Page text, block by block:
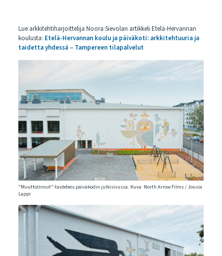
Lue arkkitehtiharjoittelija Noora Sievolan artikkeli Etelä-Hervannan
koulusta: Etelä-Hervannan koulu ja päiväkoti: arkkitehtuuria ja
taidetta yhdessä – Tampereen tilapalvelut
"Muuttolinnut"-taideteos päiväkodin julkisivussa. Kuva: North Arrow Films / Jousia
Lappi